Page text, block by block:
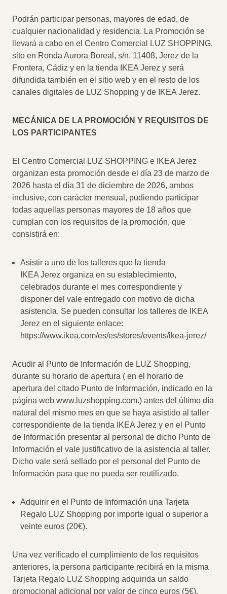
Podrán participar personas, mayores de edad, de
cualquier nacionalidad y residencia. La Promoción se
llevará a cabo en el Centro Comercial LUZ SHOPPING,
sito en Ronda Aurora Boreal, s/n, 11408, Jerez de la
Frontera, Cádiz y en la tienda IKEA Jerez y será
difundida también en el sitio web y en el resto de los
canales digitales de LUZ Shopping y de IKEA Jerez.
MECÁNICA DE LA PROMOCIÓN Y REQUISITOS DE
LOS PARTICIPANTES
El Centro Comercial LUZ SHOPPING e IKEA Jerez
organizan esta promoción desde el día 23 de marzo de
2026 hasta el día 31 de diciembre de 2026, ambos
inclusive, con carácter mensual, pudiendo participar
todas aquellas personas mayores de 18 años que
cumplan con los requisitos de la promoción, que
consistirá en:
Asistir a uno de los talleres que la tienda
IKEA Jerez organiza en su establecimiento,
celebrados durante el mes correspondiente y
disponer del vale entregado con motivo de dicha
asistencia. Se pueden consultar los talleres de IKEA
Jerez en el siguiente enlace:
https://www.ikea.com/es/es/stores/events/ikea-jerez/
Acudir al Punto de Información de LUZ Shopping,
durante su horario de apertura ( en el horario de
apertura del citado Punto de Información, indicado en la
página web www.luzshopping.com.) antes del último día
natural del mismo mes en que se haya asistido al taller
correspondiente de la tienda IKEA Jerez y en el Punto
de Información presentar al personal de dicho Punto de
Información el vale justificativo de la asistencia al taller.
Dicho vale será sellado por el personal del Punto de
Información para que no pueda ser reutilizado.
Adquirir en el Punto de Información una Tarjeta
Regalo LUZ Shopping por importe igual o superior a
veinte euros (20€).
Una vez verificado el cumplimiento de los requisitos
anteriores, la persona participante recibirá en la misma
Tarjeta Regalo LUZ Shopping adquirida un saldo
promocional adicional por valor de cinco euros (5€).